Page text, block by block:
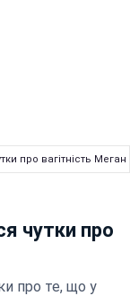
про вагітність
чутки про
про те, що у